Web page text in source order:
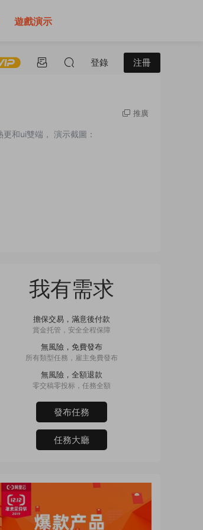
遊戲演示
登錄 注冊
推廣
和ui雙端， 演示截圖：
我有需求
擔保交易，滿意後付款
賞金托管，安全全程保障
無風險，免費發布
所有類型任務，雇主免費發布
無風險，全額退款
零交稿零投标，任務全額
發布任務
任務大廳